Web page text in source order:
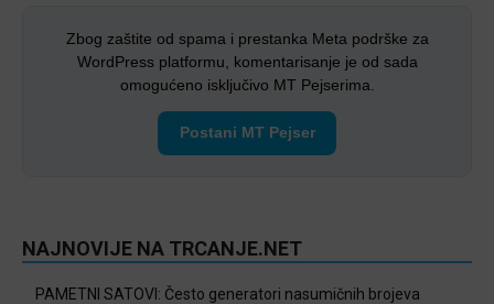
Zbog zaštite od spama i prestanka Meta podrške za
WordPress platformu, komentarisanje je od sada
omogućeno isključivo MT Pejserima.
Postani MT Pejser
NAJNOVIJE NA TRCANJE.NET
PAMETNI SATOVI: Često generatori nasumičnih brojeva